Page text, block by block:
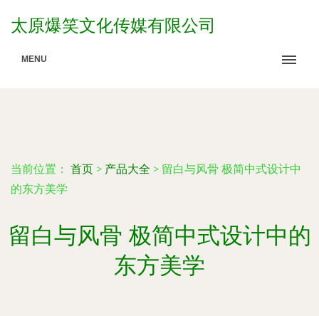
太原爆笑文化传媒有限公司
MENU
当前位置： 首页 > 产品大全 > 留白与风骨 极简中式设计中
的东方美学
留白与风骨 极简中式设计中的
东方美学